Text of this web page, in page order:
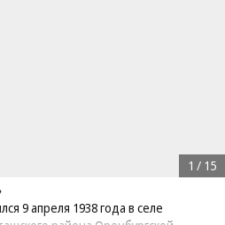
9 апреля 1938 года в селе
1 / 15